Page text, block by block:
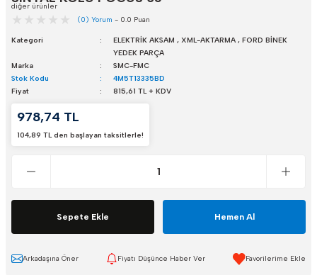
(0) Yorum - 0.0 Puan
Kategori ELEKTRİK AKSAM , XML-AKTARMA , FORD BİNEK
YEDEK PARÇA
Marka
SMC-FMC
Stok Kodu
4M5T13335BD
Fiyat
815,61 TL + KDV
978,74 TL
104,89 TL den başlayan taksitlerle!
Sepete Ekle Hemen Al
Arkadaşına Öner Fiyatı Düşünce Haber Ver